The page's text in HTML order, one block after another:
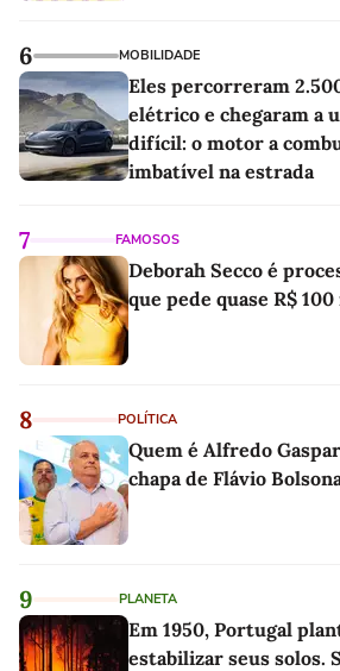
6 MOBILIDADE
Eles percorreram
elétrico e chegaram a
difícil: o motor a
imbatível na estrada
7 FAMOSOS
Deborah Secco é
que pede quase R$
8 POLÍTICA
Quem é Alfredo
chapa de Flávio
9 PLANETA
Em 1950, Portugal
estabilizar seus solos.